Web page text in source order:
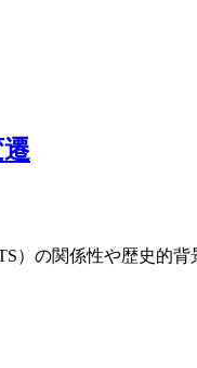
）の関係性や歴史的背